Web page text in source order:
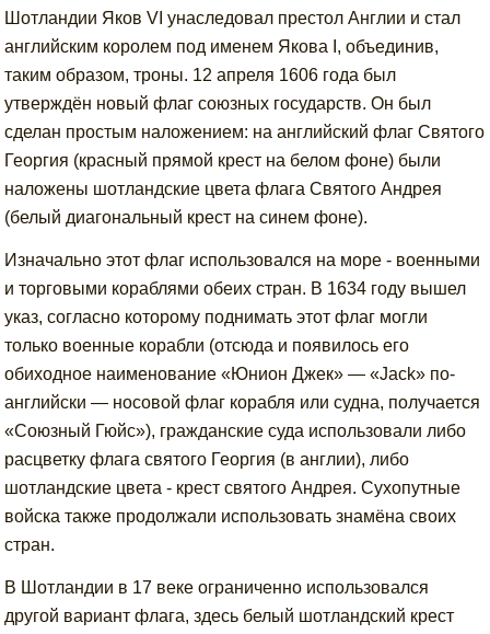
Шотландии Яков VI унаследовал престол Англии и стал
английским королем под именем Якова I, объединив,
таким образом, троны. 12 апреля 1606 года был
утверждён новый флаг союзных государств. Он был
сделан простым наложением: на английский флаг Святого
Георгия (красный прямой крест на белом фоне) были
наложены шотландские цвета флага Святого Андрея
(белый диагональный крест на синем фоне).
Изначально этот флаг использовался на море - военными
и торговыми кораблями обеих стран. В 1634 году вышел
указ, согласно которому поднимать этот флаг могли
только военные корабли (отсюда и появилось его
обиходное наименование «Юнион Джек» — «Jack» по-
английски — носовой флаг корабля или судна, получается
«Союзный Гюйс»), гражданские суда использовали либо
расцветку флага святого Георгия (в англии), либо
шотландские цвета - крест святого Андрея. Сухопутные
войска также продолжали использовать знамёна своих
стран.
В Шотландии в 17 веке ограниченно использовался
другой вариант флага, здесь белый шотландский крест